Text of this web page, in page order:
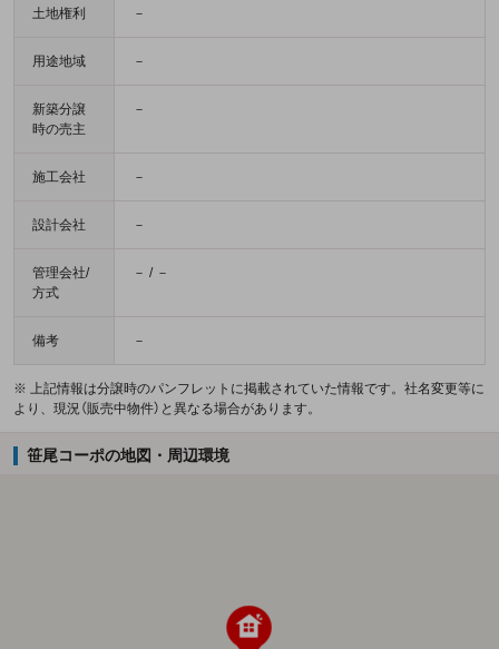
土地権利 －
用途地域 －
新築分譲
時の売主
－
施工会社 －
設計会社 －
管理会社/
方式
－ / －
備考 －
※ 上記情報は分譲時のパンフレットに掲載されていた情報です。社名変更等に
より、現況（販売中物件）と異なる場合があります。
笹尾コーポの地図・周辺環境